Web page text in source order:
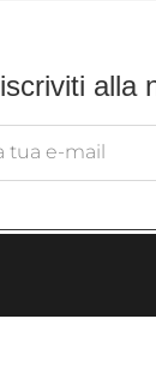
iscriviti alla